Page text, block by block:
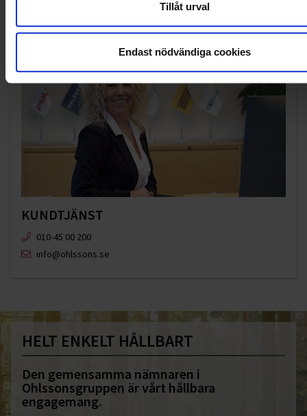
Tillåt urval
Endast nödvändiga cookies
KUNDTJÄNST
010-45 00 200​
info@ohlssons.se
HELT ENKELT HÅLLBART
Den gemensamma nämnaren i
Ohlssonsgruppen är vårt hållbara
engagemang.